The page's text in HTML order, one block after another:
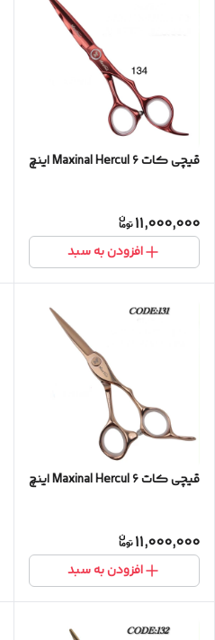
قیچی کات Maxinal Hercul ۶ اینچ
11,000,000
افزودن به سبد
قیچی کات Maxinal Hercul ۶ اینچ
11,000,000
افزودن به سبد